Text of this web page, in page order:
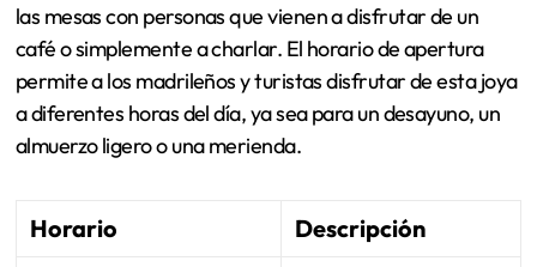
las mesas con personas que vienen a disfrutar de un
café o simplemente a charlar. El horario de apertura
permite a los madrileños y turistas disfrutar de esta joya
a diferentes horas del día, ya sea para un desayuno, un
almuerzo ligero o una merienda.
Horario
Descripción